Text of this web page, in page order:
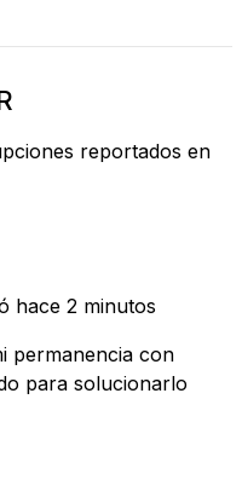
reportados en
hace 2 minutos
permanencia con
para solucionarlo